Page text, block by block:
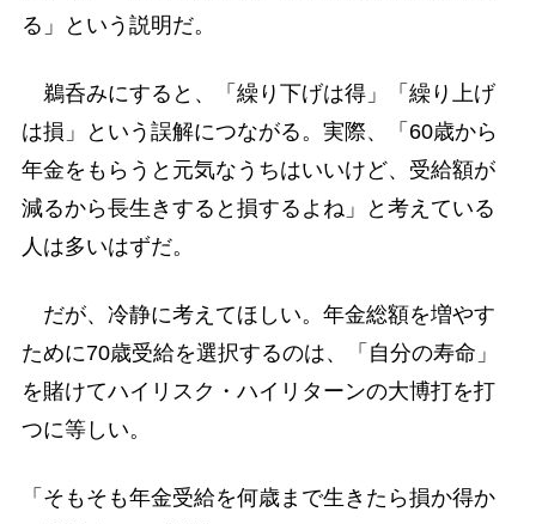
る」という説明だ。
鵜呑みにすると、「繰り下げは得」「繰り上げ
は損」という誤解につながる。実際、「60歳から
年金をもらうと元気なうちはいいけど、受給額が
減るから長生きすると損するよね」と考えている
人は多いはずだ。
だが、冷静に考えてほしい。年金総額を増やす
ために70歳受給を選択するのは、「自分の寿命」
を賭けてハイリスク・ハイリターンの大博打を打
つに等しい。
「そもそも年金受給を何歳まで生きたら損か得か